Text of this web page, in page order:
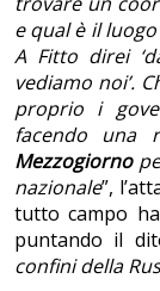
e qual è il
A Fitto direi
vediamo noi’.
proprio i
facendo una
Mezzogiorno
nazionale”,
tutto campo
puntando il
confini della